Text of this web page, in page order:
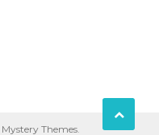
Mystery Themes